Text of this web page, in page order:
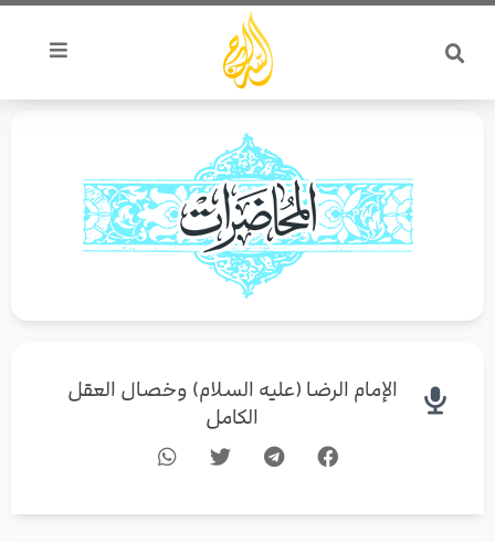
تخطي
المحتوى
الإمام الرضا (عليه السلام) وخصال العقل
الكامل